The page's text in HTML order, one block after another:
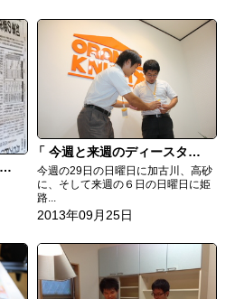
今週と来週のディースターの写真
今週の29日の日曜日に加古川、高砂
に、そして来週の６日の日曜日に姫
路...
2013年09月25日